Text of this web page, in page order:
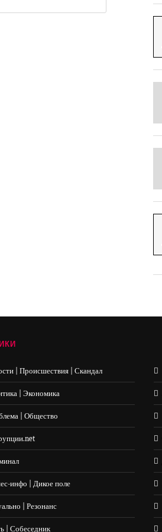
| Происшествия | Скандал
| Экономика
| Общество
инфо | Дикое поле
| Резонанс
| Собеседник